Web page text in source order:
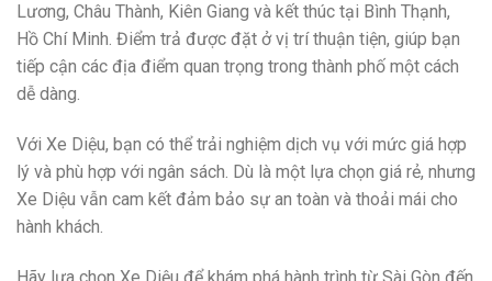
Lương, Châu Thành, Kiên Giang và kết thúc tại Bình Thạnh,
Hồ Chí Minh. Điểm trả được đặt ở vị trí thuận tiện, giúp bạn
tiếp cận các địa điểm quan trọng trong thành phố một cách
dễ dàng.
Với Xe Diệu, bạn có thể trải nghiệm dịch vụ với mức giá hợp
lý và phù hợp với ngân sách. Dù là một lựa chọn giá rẻ, nhưng
Xe Diệu vẫn cam kết đảm bảo sự an toàn và thoải mái cho
hành khách.